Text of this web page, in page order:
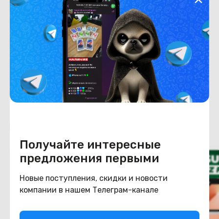
Получайте интересные
предложения первыми
Новые поступления, скидки и новости
компании в нашем Телеграм-канале
Емкость накопителя 512
Конструкция
Цвет белый